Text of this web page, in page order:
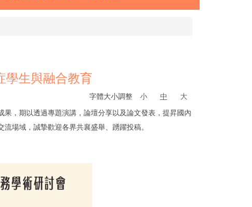
學生與融合教育
字體大小調整 小 中
大
，期以透過專題演講，論壇分享以及論文發表，提昇國內
場域，誠摯歡迎各界共襄盛舉、踴躍投稿。